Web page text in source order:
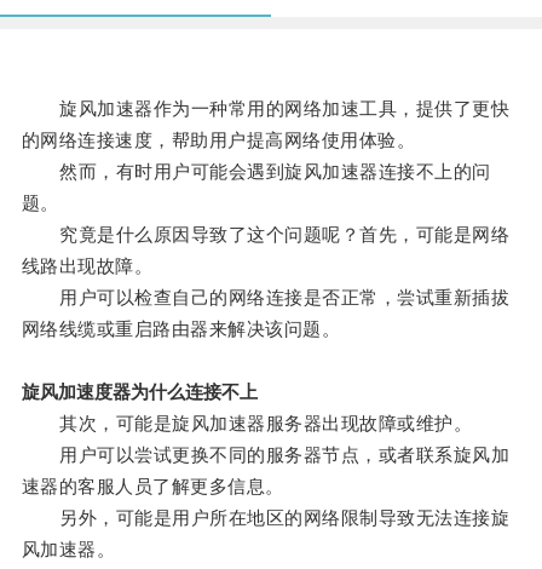
旋风加速器作为一种常用的网络加速工具，提供了更快
的网络连接速度，帮助用户提高网络使用体验。
然而，有时用户可能会遇到旋风加速器连接不上的问
题。
究竟是什么原因导致了这个问题呢？首先，可能是网络
线路出现故障。
用户可以检查自己的网络连接是否正常，尝试重新插拔
网络线缆或重启路由器来解决该问题。
旋风加速度器为什么连接不上
其次，可能是旋风加速器服务器出现故障或维护。
用户可以尝试更换不同的服务器节点，或者联系旋风加
速器的客服人员了解更多信息。
另外，可能是用户所在地区的网络限制导致无法连接旋
风加速器。